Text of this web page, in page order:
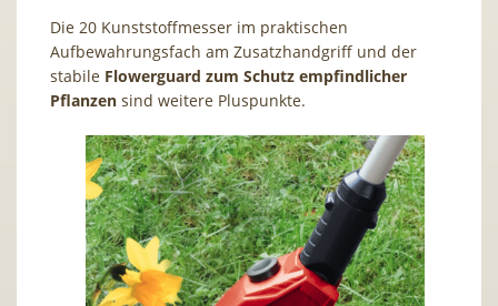
Die 20 Kunststoffmesser im praktischen
Aufbewahrungsfach am Zusatzhandgriff und der
stabile Flowerguard zum Schutz empfindlicher
Pflanzen sind weitere Pluspunkte.